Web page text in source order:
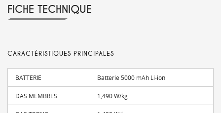
FICHE TECHNIQUE
CARACTÉRISTIQUES PRINCIPALES
BATTERIE Batterie 5000 mAh Li-ion
DAS MEMBRES 1,490 W/kg